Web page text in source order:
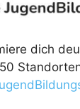
dich